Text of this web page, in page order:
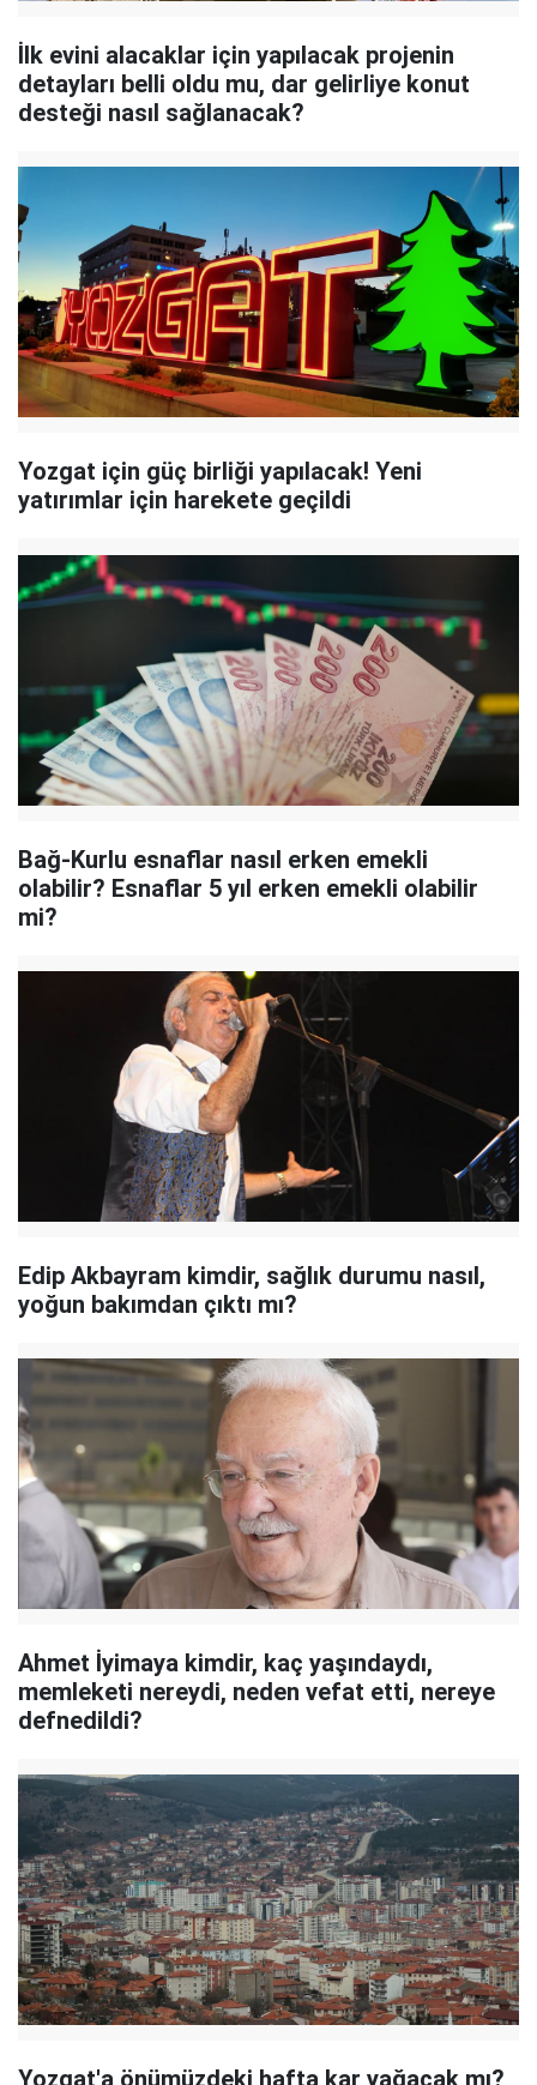
İlk evini alacaklar için yapılacak projenin
detayları belli oldu mu, dar gelirliye konut
desteği nasıl sağlanacak?
Yozgat için güç birliği yapılacak! Yeni
yatırımlar için harekete geçildi
Bağ-Kurlu esnaflar nasıl erken emekli
olabilir? Esnaflar 5 yıl erken emekli olabilir
mi?
Edip Akbayram kimdir, sağlık durumu nasıl,
yoğun bakımdan çıktı mı?
Ahmet İyimaya kimdir, kaç yaşındaydı,
memleketi nereydi, neden vefat etti, nereye
defnedildi?
Yozgat'a önümüzdeki hafta kar yağacak mı?